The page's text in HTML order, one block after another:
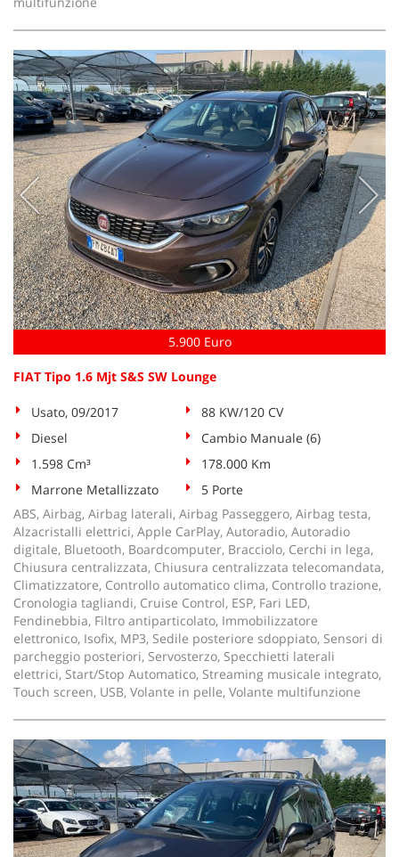
5.900 Euro
FIAT Tipo 1.6 Mjt S&S SW Lounge
Usato, 09/2017
88 KW/120 CV
Diesel
Cambio Manuale (6)
1.598 Cm³
178.000 Km
Marrone Metallizzato
5 Porte
ABS, Airbag, Airbag laterali, Airbag Passeggero, Airbag testa,
Alzacristalli elettrici, Apple CarPlay, Autoradio, Autoradio
digitale, Bluetooth, Boardcomputer, Bracciolo, Cerchi in lega,
Chiusura centralizzata, Chiusura centralizzata telecomandata,
Climatizzatore, Controllo automatico clima, Controllo trazione,
Cronologia tagliandi, Cruise Control, ESP, Fari LED,
Fendinebbia, Filtro antiparticolato, Immobilizzatore
elettronico, Isofix, MP3, Sedile posteriore sdoppiato, Sensori di
parcheggio posteriori, Servosterzo, Specchietti laterali
elettrici, Start/Stop Automatico, Streaming musicale integrato,
Touch screen, USB, Volante in pelle, Volante multifunzione